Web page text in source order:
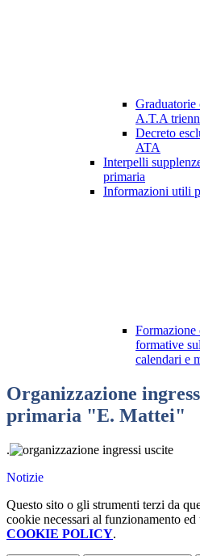
Graduatorie
A.T.A
Decreto
ATA
Interpelli
primaria
Informazioni utili
Formazione
formative
calendari e
Organizzazione
primaria "E. Mattei"
.
Notizie
Questo sito o gli strumenti terzi da
cookie necessari al funzionamento
COOKIE POLICY.